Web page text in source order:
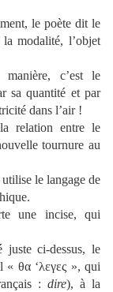
le poète dit le
modalité, l’objet
c’est le
sa quantité et par
dans l’air !
relation entre le
tournure au
le langage de
une incise, qui
ci-dessus, le
« θα ‘λεγες », qui
: dire), à la